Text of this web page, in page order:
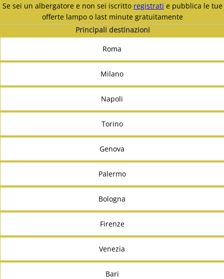
Se sei un albergatore e non sei iscritto registrati e pubblica le tue
offerte lampo o last minute gratuitamente
Principali destinazioni
Roma
Milano
Napoli
Torino
Genova
Palermo
Bologna
Firenze
Venezia
Bari